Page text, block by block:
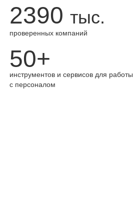
2390 тыс.
проверенных компаний
50+
инструментов и сервисов для работы
с персоналом